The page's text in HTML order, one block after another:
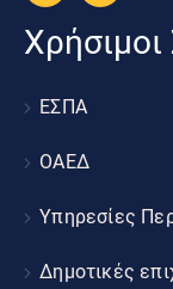
ΕΣΠΑ
ΟΑΕΔ
Υπηρεσίες
Δημοτικές